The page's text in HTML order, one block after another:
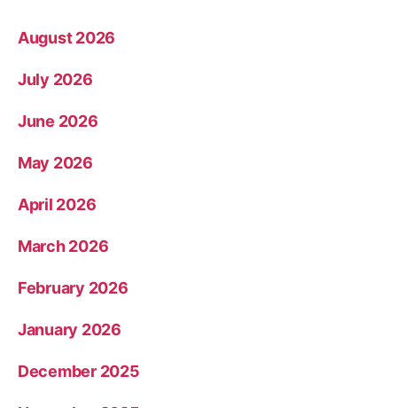
August 2026
July 2026
June 2026
May 2026
April 2026
March 2026
February 2026
January 2026
December 2025